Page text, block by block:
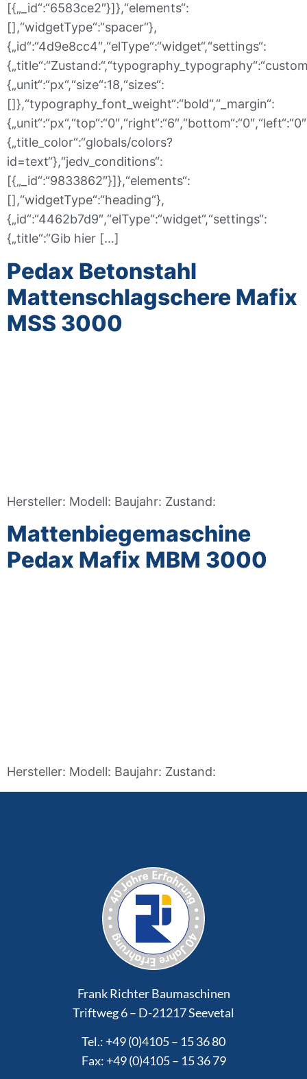
[{„_id“:“6583ce2″}]},“elements“:
[],“widgetType“:“spacer“},
{„id“:“4d9e8cc4″,“elType“:“widget“,“settings“:
{„unit“:“px“,“size“:18,“sizes“:
[]},“typography_font_weight“:“bold“,“_margin“:
{„title_color“:“globals/colors?
id=text“},“jedv_conditions“:
[{„_id“:“9833862″}]},“elements“:
[],“widgetType“:“heading“},
{„id“:“4462b7d9″,“elType“:“widget“,“settings“:
{„title“:“Gib hier […]
Pedax Betonstahl
Mattenschlagschere Mafix
MSS 3000
Hersteller: Modell: Baujahr: Zustand:
Mattenbiegemaschine
Pedax Mafix MBM 3000
Hersteller: Modell: Baujahr: Zustand:
Frank Richter Baumaschinen
Triftweg 6 – D-21217 Seevetal
Tel.: +49 (0)4105 – 15 36 80
Fax: +49 (0)4105 – 15 36 79